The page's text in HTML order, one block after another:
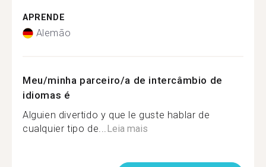
APRENDE
Alemão
Meu/minha parceiro/a de intercâmbio de
idiomas é
Alguien divertido y que le guste hablar de
cualquier tipo de...Leia mais